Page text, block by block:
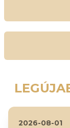
2026-08-01